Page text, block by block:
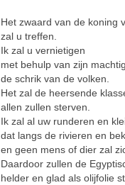
Het zwaard van de koning
zal u treffen.
Ik zal u vernietigen
met behulp van zijn
de schrik van de volken.
Het zal de heersende
allen zullen sterven.
Ik zal al uw runderen en
dat langs de rivieren en
en geen mens of dier zal
Daardoor zullen de
helder en glad als olijfolie